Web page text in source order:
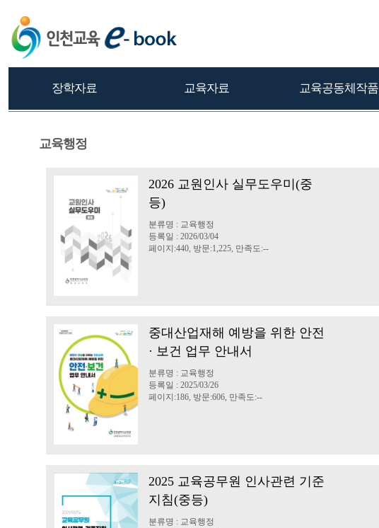
장학자료 교육자료 교육공동체작품
교육행정
2026 교원인사 실무도우미(중
등)
분류명 : 교육행정
등록일 : 2026/03/04
페이지:440, 방문:1,225, 만족도:--
중대산업재해 예방을 위한 안전
· 보건 업무 안내서
분류명 : 교육행정
등록일 : 2025/03/26
페이지:186, 방문:606, 만족도:--
2025 교육공무원 인사관련 기준
지침(중등)
분류명 : 교육행정